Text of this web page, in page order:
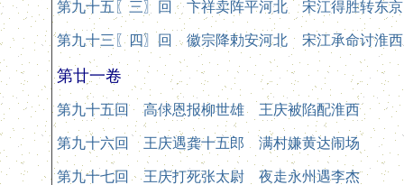
第九十五〖三〗回 卞祥卖阵平河北 宋江得胜转东京
第九十三〖四〗回 徽宗降勅安河北 宋江承命讨淮西
第廿一卷
第九十五回 高俅恩报柳世雄 王庆被陷配淮西
第九十六回 王庆遇龚十五郎 满村嫌黄达闹场
第九十七回 王庆打死张太尉 夜走永州遇李杰